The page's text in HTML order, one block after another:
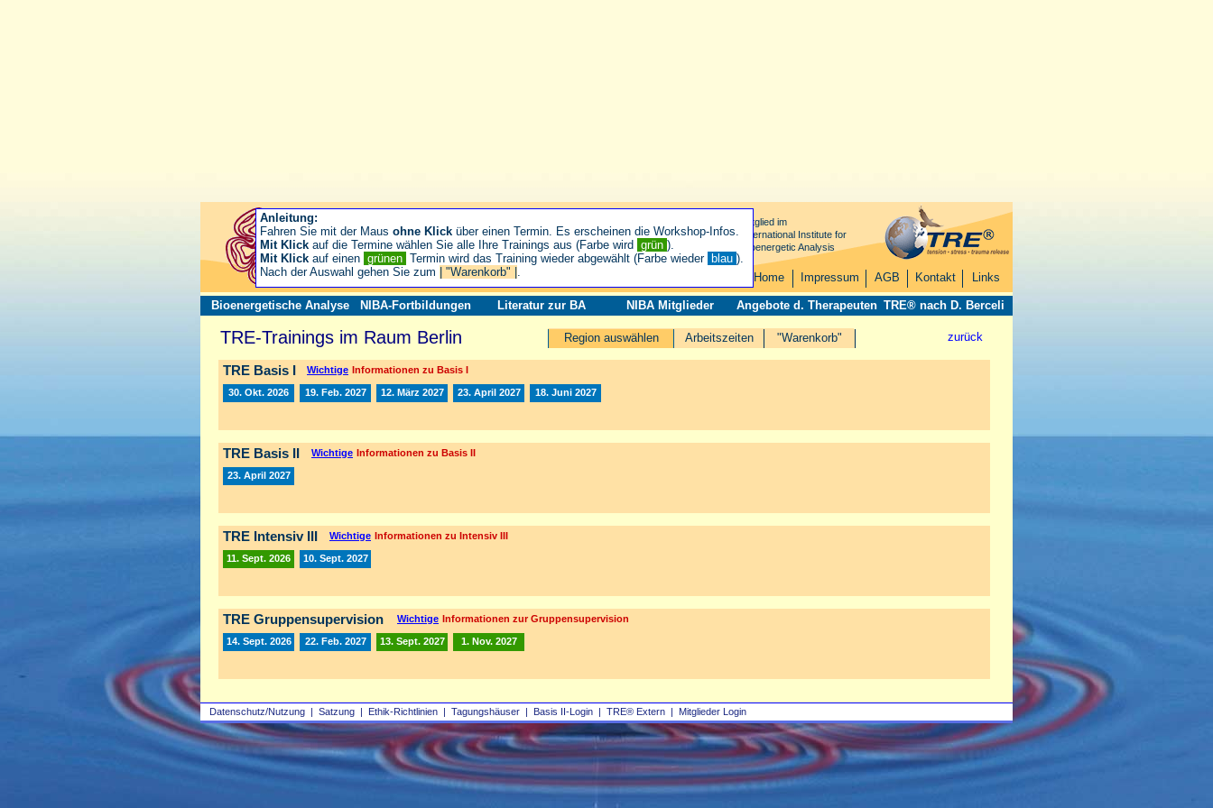
Datenschutz/Nutzung | Satzung | Ethik-Richtlinien | Tagungshäuser | Basis II‑Login | TRE® Extern | Mitglieder Login
Mitglied im
International Institute for
Bioenergetic Analysis
Home Impressum AGB Kontakt Links
Bioenergetische Analyse NIBA-Fortbildungen Literatur zur BA NIBA Mitglieder Angebote d. Therapeuten TRE® nach D. Berceli
zurück
Arbeitszeiten "Warenkorb"
TRE-Trainings im Raum Berlin Region auswählen
TRE Basis I Wichtige Informationen zu Basis I
30. Okt. 2026 19. Feb. 2027 12. März 2027 23. April 2027 18. Juni 2027
TRE Basis II Wichtige Informationen zu Basis II
23. April 2027
TRE Intensiv III Wichtige Informationen zu Intensiv III
11. Sept. 2026 10. Sept. 2027
TRE Gruppensupervision Wichtige Informationen zur Gruppensupervision
14. Sept. 2026 22. Feb. 2027 13. Sept. 2027 1. Nov. 2027
Anleitung:
Fahren Sie mit der Maus ohne Klick über einen Termin. Es erscheinen die Workshop-Infos.
Mit Klick auf die Termine wählen Sie alle Ihre Trainings aus (Farbe wird grün ).
Mit Klick auf einen grünen Termin wird das Training wieder abgewählt (Farbe wieder blau ).
Nach der Auswahl gehen Sie zum
| "Warenkorb" | .